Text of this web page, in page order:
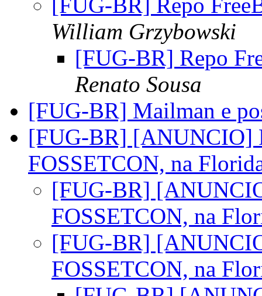
[FUG-BR] Repo
William Grzybowski
[FUG-BR] Repo
Renato Sousa
[FUG-BR] Mailman e
[FUG-BR] [ANUNCIO]
FOSSETCON, na
[FUG-BR]
FOSSETCON, na
[FUG-BR]
FOSSETCON, na